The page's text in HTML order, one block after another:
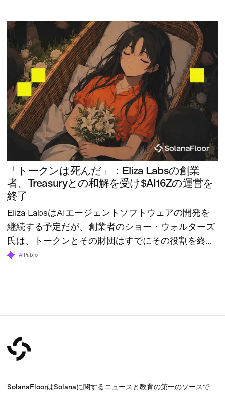
「トークンは死んだ」：Eliza Labsの創業
者、Treasuryとの和解を受け$AI16Zの運営を
終了
Eliza LabsはAIエージェントソフトウェアの開発を
継続する予定だが、創業者のショー・ウォルターズ
氏は、トークンとその財団はすでにその役割を終え
たと述べている。
AI Pablo
SolanaFloorはSolanaに関するニュースと教育の第一のソースで